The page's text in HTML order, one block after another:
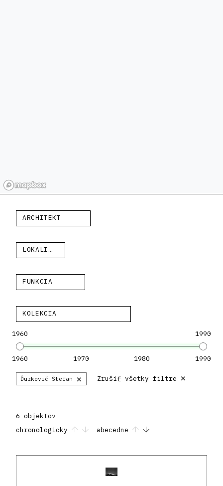
ARCHITEKT
LOKALITA
FUNKCIA
KOLEKCIA
1960 1990
1960 1970 1980 1990
Ďurkovič Štefan × Zrušiť všetky filtre ×
6 objektov
chronologicky
abecedne